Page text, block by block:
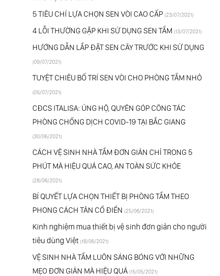
5 TIÊU CHÍ LỰA CHỌN SEN VÒI CAO CẤP (23/07/2021)
4 LỖI THƯỜNG GẶP KHI SỬ DỤNG SEN TẮM (13/07/2021)
HƯỚNG DẪN LẮP ĐẶT SEN CÂY TRƯỚC KHI SỬ DỤNG
(09/07/2021)
TUYỆT CHIÊU BỐ TRÍ SEN VÒI CHO PHÒNG TẮM NHỎ
(05/07/2021)
CĐCS ITALISA: ỦNG HỘ, QUYÊN GÓP CÔNG TÁC
PHÒNG CHỐNG DỊCH COVID-19 TẠI BẮC GIANG
(30/06/2021)
CÁCH VỆ SINH NHÀ TẮM ĐƠN GIẢN CHỈ TRONG 5
PHÚT MÀ HIỆU QUẢ CAO, AN TOÀN SỨC KHỎE
(28/06/2021)
BÍ QUYẾT LỰA CHỌN THIẾT BỊ PHÒNG TẮM THEO
PHONG CÁCH TÂN CỔ ĐIỂN (25/06/2021)
Kinh nghiệm mua thiết bị vệ sinh đơn giản cho người
tiêu dùng Việt (18/06/2021)
VỆ SINH NHÀ TẮM LUÔN SÁNG BÓNG VỚI NHỮNG
MẸO ĐƠN GIẢN MÀ HIỆU QUẢ (15/05/2021)